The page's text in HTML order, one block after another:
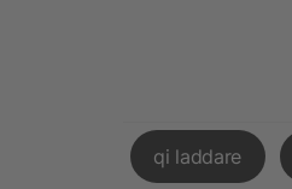
qi laddare